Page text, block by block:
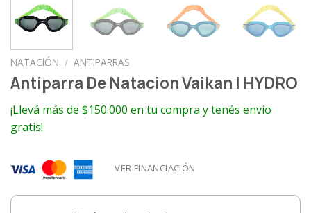
NATACIÓN / ANTIPARRAS
Antiparra De Natacion Vaikan | HYDRO
¡Llevá más de $150.000 en tu compra y tenés envío
gratis!
VER FINANCIACIÓN